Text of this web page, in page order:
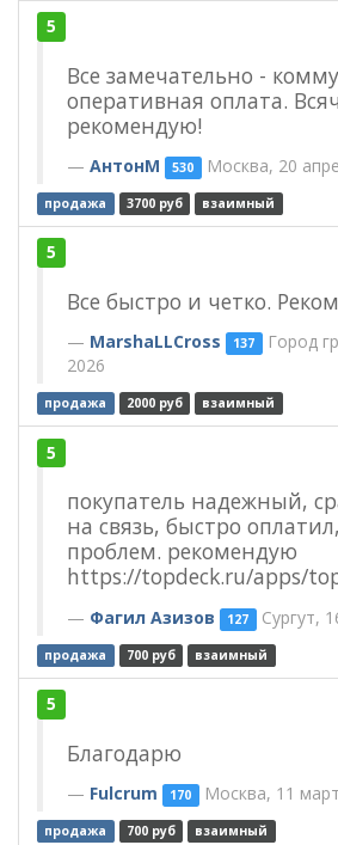
5
Все замечательно -
оперативная оплата.
рекомендую!
АнтонМ 530 Москва, 20
продажа 3700 руб взаимный
5
Все быстро и четко.
MarshaLLCross 137 Город
2026
продажа 2000 руб взаимный
5
покупатель надежный,
на связь, быстро
проблем. рекомендую
https://topdeck.ru/apps/
Фагил Азизов 127 Сургут,
продажа 700 руб взаимный
5
Благодарю
Fulcrum 170 Москва, 11
продажа 700 руб взаимный